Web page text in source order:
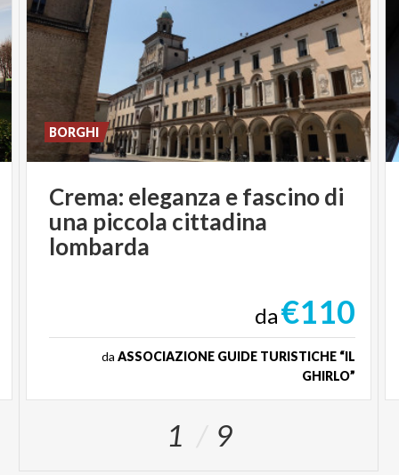
Crema: eleganza e fascino di
una piccola cittadina
lombarda
BORGHI
da€110
da ASSOCIAZIONE GUIDE TURISTICHE “IL
GHIRLO”
1 9